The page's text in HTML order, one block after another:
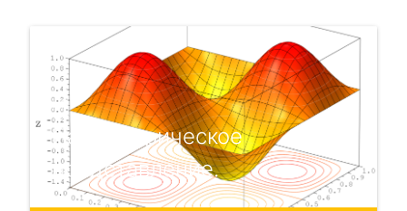
Параметрическое
представление.